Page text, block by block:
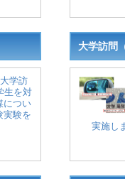
学訪
生を対
につい
実験を
大学訪問
実施し